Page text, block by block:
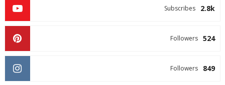
2.8k
Subscribes
524
Followers
849
Followers